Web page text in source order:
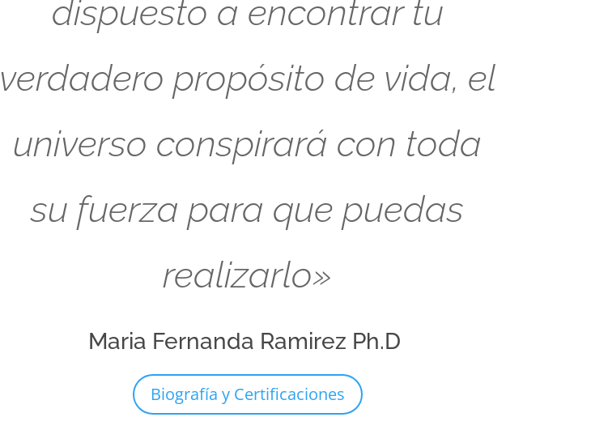
dispuesto a encontrar tu
verdadero propósito de vida, el
universo conspirará con toda
su fuerza para que puedas
realizarlo»
Maria Fernanda Ramirez Ph.D
Biografía y Certificaciones